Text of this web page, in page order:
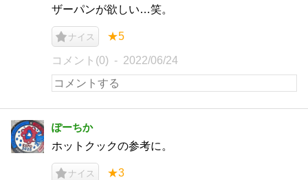
ザーパンが欲しい…笑。
ナイス ★5
コメント(0) 2022/06/24
ぽーちか
ホットクックの参考に。
ナイス ★3